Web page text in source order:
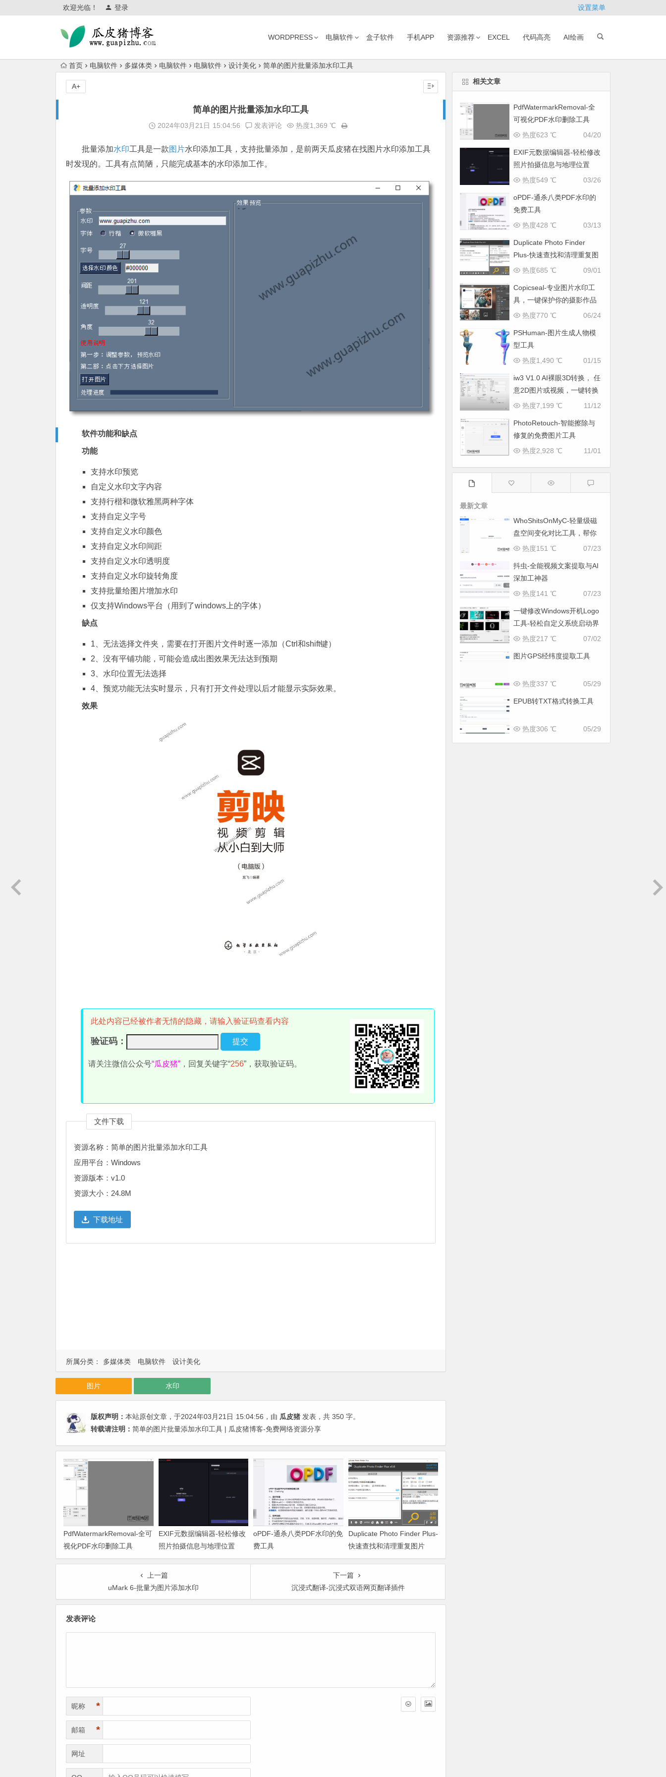
欢迎光临！ 登录 设置菜单
WORDPRESS 电脑软件 盒子软件 手机APP 资源推荐 EXCEL 代码高亮 AI绘画
首页 电脑软件 多媒体类 电脑软件 电脑软件 设计美化 简单的图片批量添加水印工具
简单的图片批量添加水印工具
2024年03月21日 15:04:56 发表评论 热度1,369 ℃
批量添加水印工具是一款图片水印添加工具，支持批量添加，是前两天瓜皮猪在找图片水印添加工具
时发现的。工具有点简陋，只能完成基本的水印添加工作。
软件功能和缺点
功能
支持水印预览
自定义水印文字内容
支持行楷和微软雅黑两种字体
支持自定义字号
支持自定义水印颜色
支持自定义水印间距
支持自定义水印透明度
支持自定义水印旋转角度
支持批量给图片增加水印
仅支持Windows平台（用到了windows上的字体）
缺点
1、无法选择文件夹，需要在打开图片文件时逐一添加（Ctrl和shift键）
2、没有平铺功能，可能会造成出图效果无法达到预期
3、水印位置无法选择
4、预览功能无法实时显示，只有打开文件处理以后才能显示实际效果。
效果
此处内容已经被作者无情的隐藏，请输入验证码查看内容
验证码：
请关注微信公众号“瓜皮猪” ，回复关键字“256”，获取验证码。
文件下载
资源名称：简单的图片批量添加水印工具
应用平台：Windows
资源版本：v1.0
资源大小：24.8M
下载地址
A+
所属分类： 多媒体类 电脑软件 设计美化
图片 水印
版权声明： 本站原创文章，于2024年03月21日 15:04:56 ，由 瓜皮猪 发表，共 350 字。
转载请注明： 简单的图片批量添加水印工具 | 瓜皮猪博客-免费网络资源分享
PdfWatermarkRemoval-全可
视化PDF水印删除工具
EXIF元数据编辑器-轻松修改
照片拍摄信息与地理位置
oPDF-通杀八类PDF水印的免
费工具
Duplicate Photo Finder Plus-
快速查找和清理重复图片
上一篇
uMark 6-批量为图片添加水印
下一篇
沉浸式翻译-沉浸式双语网页翻译插件
发表评论
昵称 *
邮箱 *
网址
相关文章
PdfWatermarkRemoval-全
可视化PDF水印删除工具
04/20
热度623 ℃
EXIF元数据编辑器-轻松修改
照片拍摄信息与地理位置
03/26
热度549 ℃
oPDF-通杀八类PDF水印的
免费工具
03/13
热度428 ℃
Duplicate Photo Finder
Plus-快速查找和清理重复图
片
09/01
热度685 ℃
Copicseal-专业图片水印工
具，一键保护你的摄影作品
06/24
热度770 ℃
PSHuman-图片生成人物模
型工具
01/15
热度1,490 ℃
iw3 V1.0 AI裸眼3D转换， 任
意2D图片或视频，一键转换
为3D，支持VR观看
11/12
热度7,199 ℃
PhotoRetouch-智能擦除与
修复的免费图片工具
11/01
热度2,928 ℃
最新文章
WhoShitsOnMyC-轻量级磁
盘空间变化对比工具，帮你
找出“吃掉”空间的罪魁祸首
07/23
热度151 ℃
抖虫-全能视频文案提取与AI
深加工神器
07/23
热度141 ℃
一键修改Windows开机Logo
工具-轻松自定义系统启动界
面
07/02
热度217 ℃
图片GPS经纬度提取工具
05/29
热度337 ℃
EPUB转TXT格式转换工具
05/29
热度306 ℃